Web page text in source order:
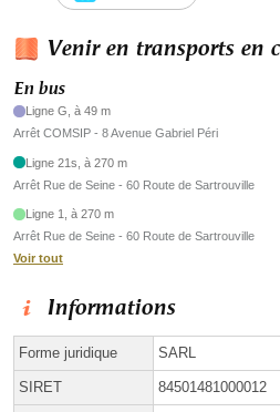
Venir en transports en
En bus
Ligne G, à 49 m
Arrêt COMSIP - 8 Avenue Gabriel Péri
Ligne 21s, à 270 m
Arrêt Rue de Seine - 60 Route de Sartrouville
Ligne 1, à 270 m
Arrêt Rue de Seine - 60 Route de Sartrouville
Voir tout
Informations
Forme juridique SARL
SIRET 84501481000012